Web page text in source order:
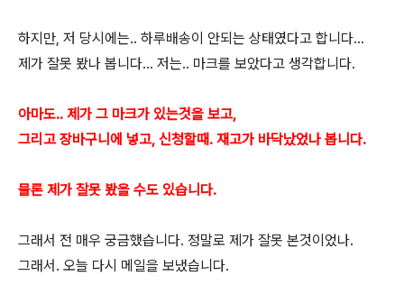
하지만, 저 당시에는.. 하루배송이 안되는 상태였다고 합니다...
제가 잘못 봤나 봅니다... 저는.. 마크를 보았다고 생각합니다.
아마도.. 제가 그 마크가 있는것을 보고,
그리고 장바구니에 넣고, 신청할때. 재고가 바닥났었나 봅니다.
물론 제가 잘못 봤을 수도 있습니다.
그래서 전 매우 궁금했습니다. 정말로 제가 잘못 본것이었나.
그래서. 오늘 다시 메일을 보냈습니다.